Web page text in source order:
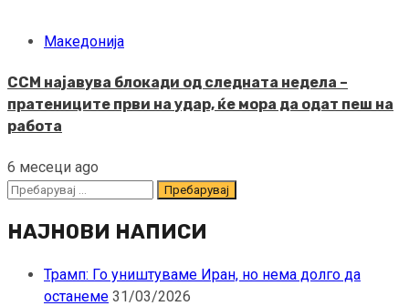
Македонија
ССМ најавува блокади од следната недела –
пратениците први на удар, ќе мора да одат пеш на
работа
6 месеци ago
Пребарувај
НАЈНОВИ НАПИСИ
Трамп: Го уништуваме Иран, но нема долго да
останеме 31/03/2026